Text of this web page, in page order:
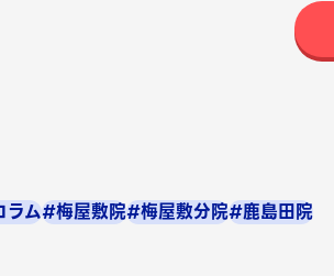
ラム#梅屋敷院#梅屋敷分院#鹿島田院